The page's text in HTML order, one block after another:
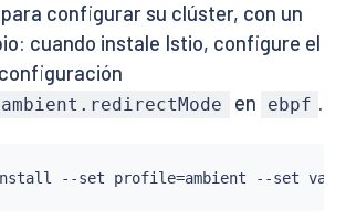
para configurar su clúster, con un
cuando instale Istio, configure el
en ebpf .
--set profile=ambient --set